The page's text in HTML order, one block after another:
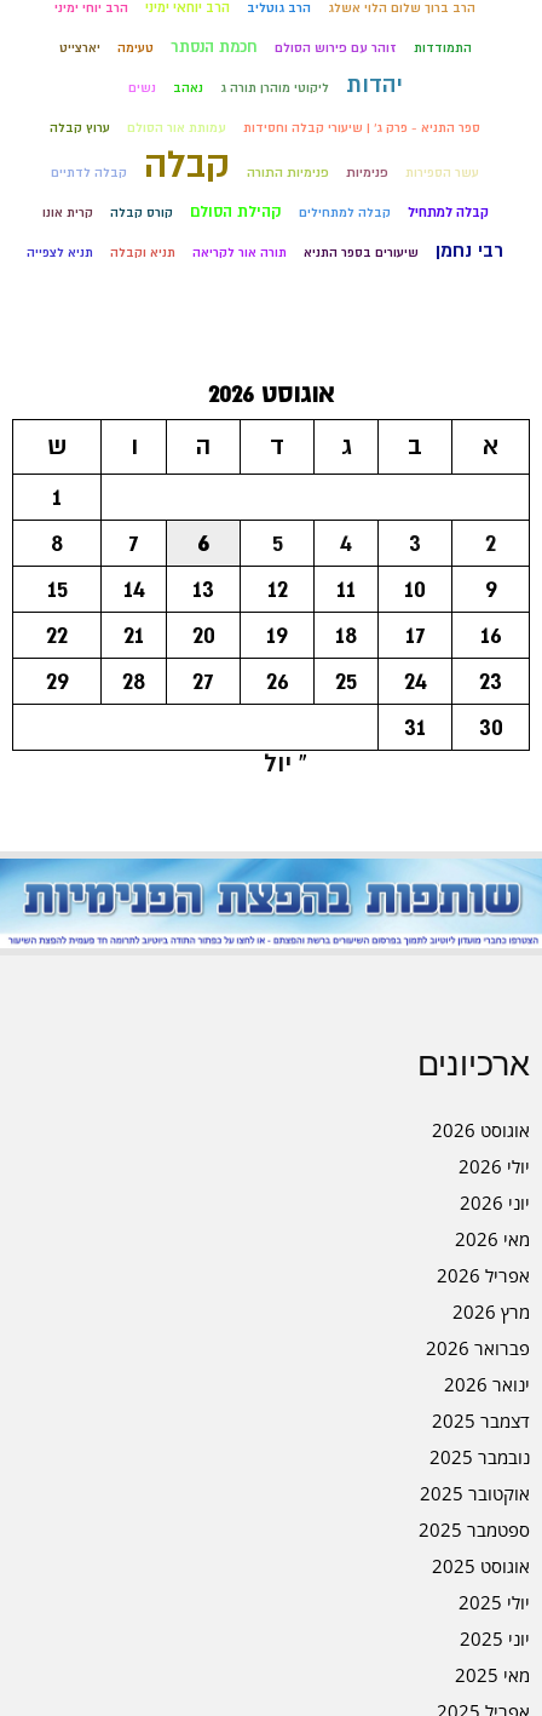
הרב ברוך שלום הלוי אשלג הרב גוטליב הרב יוחאי ימיני הרב יוחי ימיני
התמודדות זוהר עם פירוש הסולם חכמת הנסתר טעימה יארצייט
יהדות ליקוטי מוהרן תורה ג נאהב נשים
ספר התניא - פרק ג' | שיעורי קבלה וחסידות עמותת אור הסולם ערוץ קבלה
עשר הספירות פנימיות פנימיות התורה קבלה קבלה לדתיים
קבלה למתחיל קבלה למתחילים קהילת הסולם קורס קבלה קרית אונו
רבי נחמן שיעורים בספר התניא תורה אור לקריאה תניא וקבלה תניא לצפייה
אוגוסט 2026
א
ב ג ד ה ו
ש
1
2
3
4
5
6
7
8
9
10
11
12
13
14
15
16
17
18
19
20
21
22
23
24
25
26
27
28
29
30
31
« יול
ארכיונים
אוגוסט 2026
יולי 2026
יוני 2026
מאי 2026
אפריל 2026
מרץ 2026
פברואר 2026
ינואר 2026
דצמבר 2025
נובמבר 2025
אוקטובר 2025
ספטמבר 2025
אוגוסט 2025
יולי 2025
יוני 2025
מאי 2025
אפריל 2025